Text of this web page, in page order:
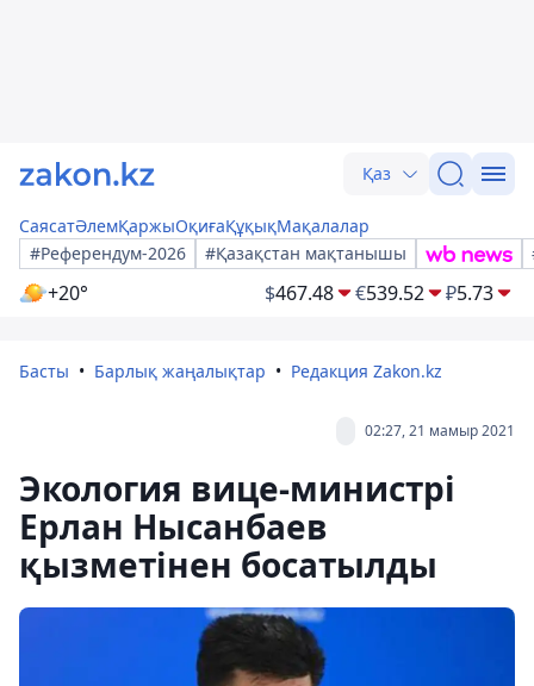
Қаз
СаясатӘлемҚаржыОқиғаҚұқықМақалалар
#Референдум-2026
#Қазақстан мақтанышы
+20° $467.48 €539.52 ₽5.73
Басты Барлық жаңалықтар Редакция Zakon.kz
02:27, 21 мамыр 2021
Экология вице-министрі
Ерлан Нысанбаев
қызметінен босатылды